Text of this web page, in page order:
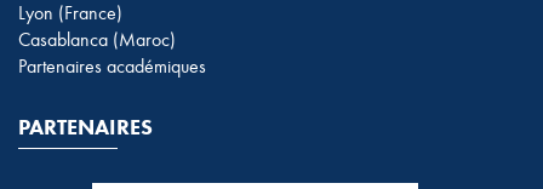
Lyon (France)
Casablanca (Maroc)
Partenaires académiques
PARTENAIRES